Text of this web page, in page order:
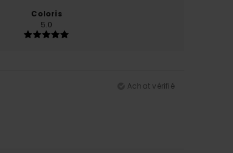
Coloris
5.0
Achat vérifié